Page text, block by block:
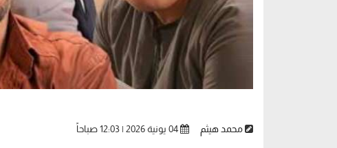
محمد هيثم